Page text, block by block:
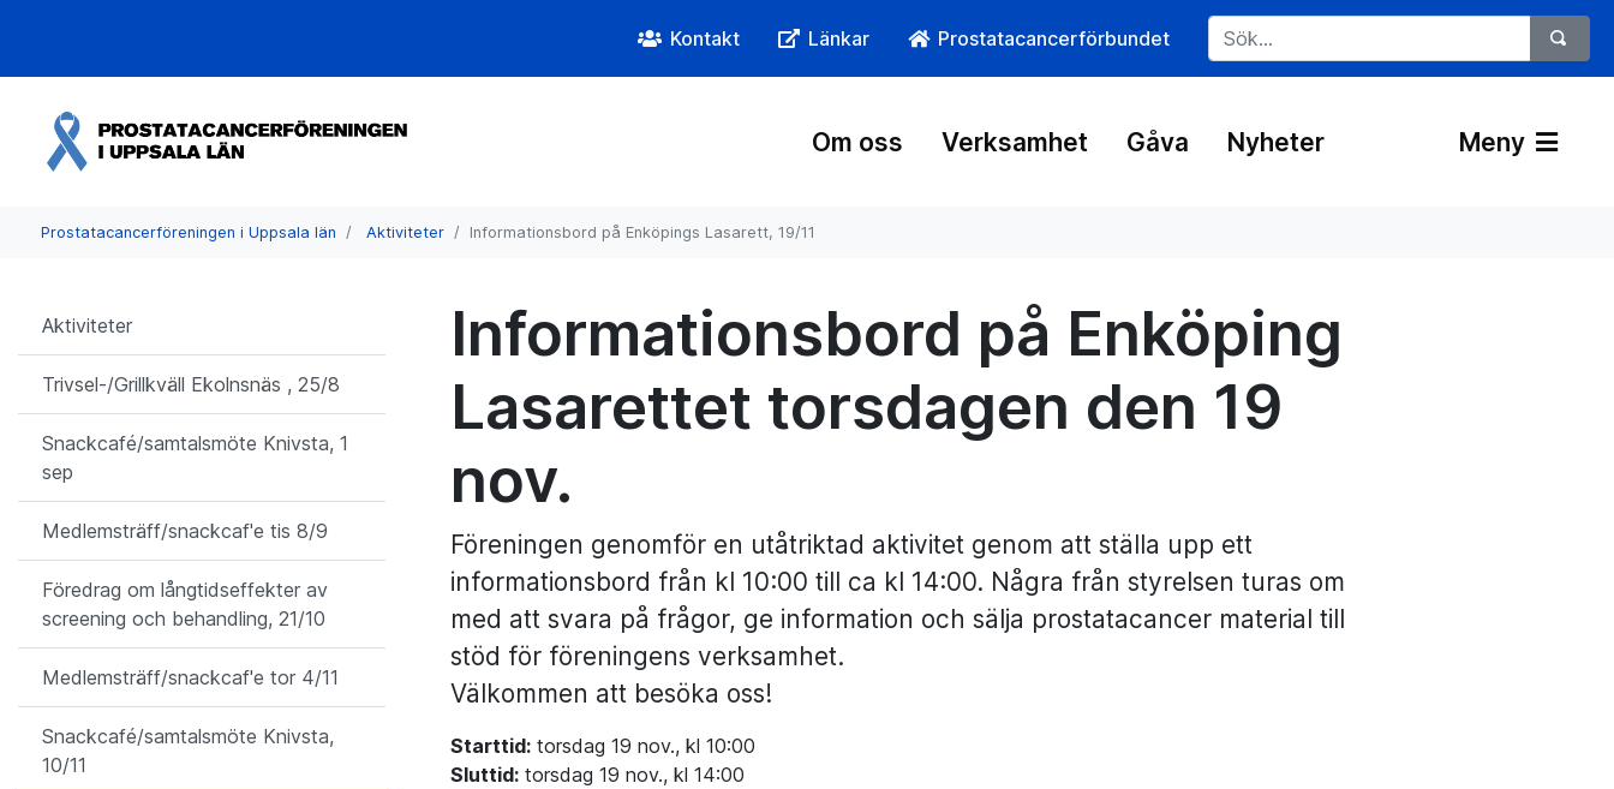
Kontakt Länkar Prostatacancerförbundet
Om oss Verksamhet Gåva Nyheter Meny
Prostatacancerföreningen i Uppsala län Aktiviteter Informationsbord på Enköpings Lasarett, 19/11
Aktiviteter
Trivsel-/Grillkväll Ekolnsnäs , 25/8
Snackcafé/samtalsmöte Knivsta, 1
sep
Medlemsträff/snackcaf'e tis 8/9
Föredrag om långtidseffekter av
screening och behandling, 21/10
Medlemsträff/snackcaf'e tor 4/11
Snackcafé/samtalsmöte Knivsta,
10/11
Informationsbord på Enköping
Lasarettet torsdagen den 19
nov.
Föreningen genomför en utåtriktad aktivitet genom att ställa upp ett
informationsbord från kl 10:00 till ca kl 14:00. Några från styrelsen turas om
med att svara på frågor, ge information och sälja prostatacancer material till
stöd för föreningens verksamhet.
Välkommen att besöka oss!
Starttid: torsdag 19 nov., kl 10:00
Sluttid: torsdag 19 nov., kl 14:00